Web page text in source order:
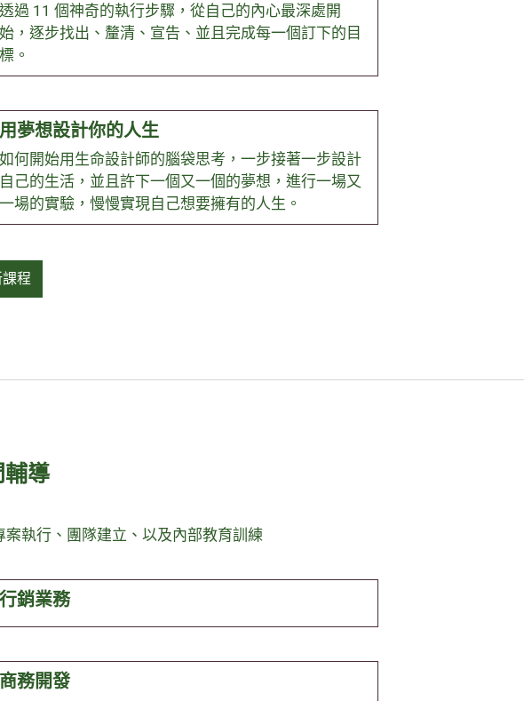
透過 11 個神奇的執行步驟，從自己的內心最深處開
始，逐步找出、釐清、宣告、並且完成每一個訂下的目
標。
用夢想設計你的人生
如何開始用生命設計師的腦袋思考，一步接著一步設計
自己的生活，並且許下一個又一個的夢想，進行一場又
一場的實驗，慢慢實現自己想要擁有的人生。
程
輔導
案執行、團隊建立、以及內部教育訓練
行銷業務
商務開發